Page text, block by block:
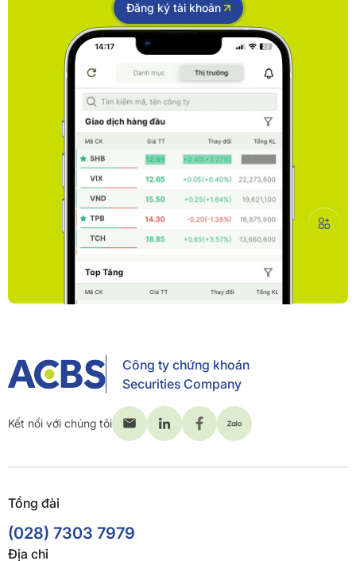
Đăng ký tài khoản
Công ty chứng khoán
Securities Company
Kết nối với chúng tôi
Tổng đài
(028) 7303 7979
Địa chỉ